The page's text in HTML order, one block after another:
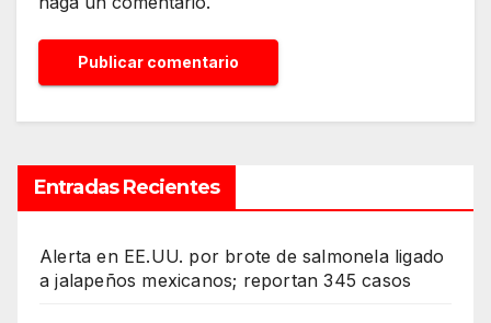
Entradas Recientes
Alerta en EE.UU. por brote de salmonela ligado
a jalapeños mexicanos; reportan 345 casos